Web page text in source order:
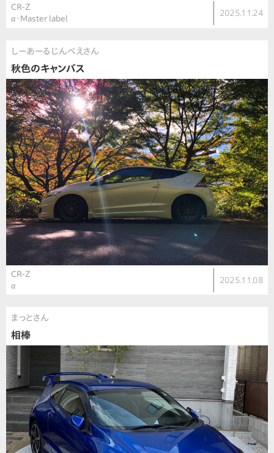
CR-Z
α・Master label
2025.11.24
しーあーるじんべえさん
秋色のキャンバス
CR-Z
α
2025.11.08
まっとさん
相棒